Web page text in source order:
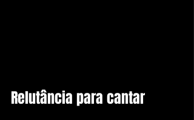
Relutância para cantar